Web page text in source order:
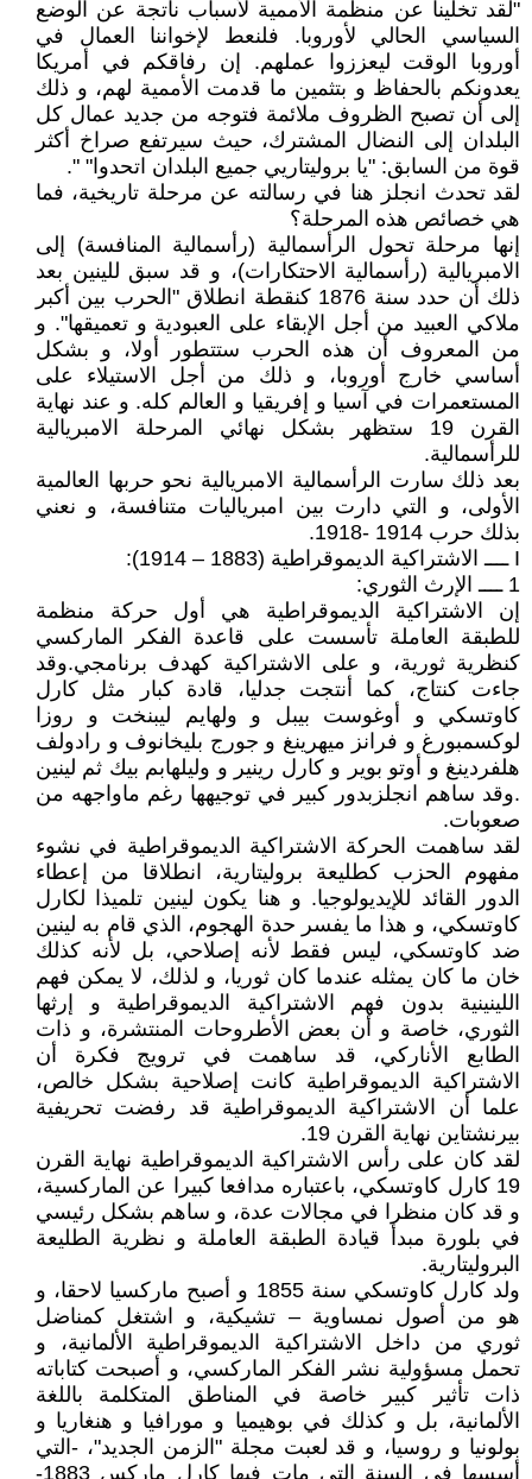
"لقد تخلينا عن منظمة الأممية لأسباب ناتجة عن الوضع
السياسي الحالي لأوروبا. فلنعط لإخواننا العمال في
أوروبا الوقت ليعززوا عملهم. إن رفاقكم في أمريكا
يعدونكم بالحفاظ و بتثمين ما قدمت الأممية لهم، و ذلك
إلى أن تصبح الظروف ملائمة فتوجه من جديد عمال كل
البلدان إلى النضال المشترك، حيث سيرتفع صراخ أكثر
قوة من السابق: "يا بروليتاريي جميع البلدان اتحدوا" ".
لقد تحدث انجلز هنا في رسالته عن مرحلة تاريخية، فما
هي خصائص هذه المرحلة؟
إنها مرحلة تحول الرأسمالية (رأسمالية المنافسة) إلى
الامبريالية (رأسمالية الاحتكارات)، و قد سبق للينين بعد
ذلك أن حدد سنة 1876 كنقطة انطلاق "الحرب بين أكبر
ملاكي العبيد من أجل الإبقاء على العبودية و تعميقها". و
من المعروف أن هذه الحرب ستتطور أولا، و بشكل
أساسي خارج أوروبا، و ذلك من أجل الاستيلاء على
المستعمرات في آسيا و إفريقيا و العالم كله. و عند نهاية
القرن 19 ستظهر بشكل نهائي المرحلة الامبريالية
للرأسمالية.
بعد ذلك سارت الرأسمالية الامبريالية نحو حربها العالمية
الأولى، و التي دارت بين امبرياليات متنافسة، و نعني
بذلك حرب 1914 -1918.
I ــــ الاشتراكية الديموقراطية (1883 – 1914):
1 ــــ الإرث الثوري:
إن الاشتراكية الديموقراطية هي أول حركة منظمة
للطبقة العاملة تأسست على قاعدة الفكر الماركسي
كنظرية ثورية، و على الاشتراكية كهدف برنامجي.وقد
جاءت كنتاج، كما أنتجت جدليا، قادة كبار مثل كارل
كاوتسكي و أوغوست بيبل و ولهايم ليبنخت و روزا
لوكسمبورغ و فرانز ميهرينغ و جورج بليخانوف و رادولف
هلفردينغ و أوتو بوير و كارل رينير و وليلهابم بيك ثم لينين
.وقد ساهم انجلزبدور كبير في توجيهها رغم ماواجهه من
صعوبات.
لقد ساهمت الحركة الاشتراكية الديموقراطية في نشوء
مفهوم الحزب كطليعة بروليتارية، انطلاقا من إعطاء
الدور القائد للإيديولوجيا. و هنا يكون لينين تلميذا لكارل
كاوتسكي، و هذا ما يفسر حدة الهجوم، الذي قام به لينين
ضد كاوتسكي، ليس فقط لأنه إصلاحي، بل لأنه كذلك
خان ما كان يمثله عندما كان ثوريا، و لذلك، لا يمكن فهم
اللينينية بدون فهم الاشتراكية الديموقراطية و إرثها
الثوري، خاصة و أن بعض الأطروحات المنتشرة، و ذات
الطابع الأناركي، قد ساهمت في ترويج فكرة أن
الاشتراكية الديموقراطية كانت إصلاحية بشكل خالص،
علما أن الاشتراكية الديموقراطية قد رفضت تحريفية
بيرنشتاين نهاية القرن 19.
لقد كان على رأس الاشتراكية الديموقراطية نهاية القرن
19 كارل كاوتسكي، باعتباره مدافعا كبيرا عن الماركسية،
و قد كان منظرا في مجالات عدة، و ساهم بشكل رئيسي
في بلورة مبدأ قيادة الطبقة العاملة و نظرية الطليعة
البروليتارية.
ولد كارل كاوتسكي سنة 1855 و أصبح ماركسيا لاحقا، و
هو من أصول نمساوية – تشيكية، و اشتغل كمناضل
ثوري من داخل الاشتراكية الديموقراطية الألمانية، و
تحمل مسؤولية نشر الفكر الماركسي، و أصبحت كتاباته
ذات تأثير كبير خاصة في المناطق المتكلمة باللغة
الألمانية، بل و كذلك في بوهيميا و مورافيا و هنغاريا و
بولونيا و روسيا، و قد لعبت مجلة "الزمن الجديد"، -التي
أسسها في السنة التي مات فيها كارل ماركس 1883-